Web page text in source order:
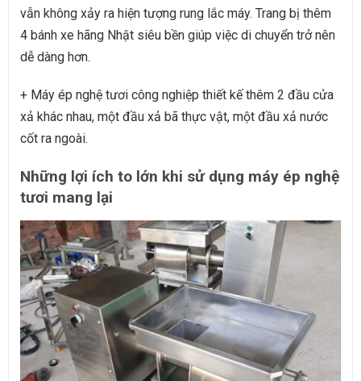
vẫn không xảy ra hiện tượng rung lắc máy. Trang bị thêm
4 bánh xe hãng Nhật siêu bền giúp việc di chuyển trở nên
dễ dàng hơn.
+ Máy ép nghệ tươi công nghiệp thiết kế thêm 2 đầu cửa
xả khác nhau, một đầu xả bã thực vật, một đầu xả nước
cốt ra ngoài.
Những lợi ích to lớn khi sử dụng máy ép nghệ
tươi mang lại